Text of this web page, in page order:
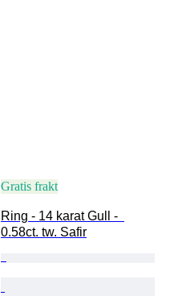
Gratis frakt
Ring - 14 karat Gull -
0.58ct. tw. Safir